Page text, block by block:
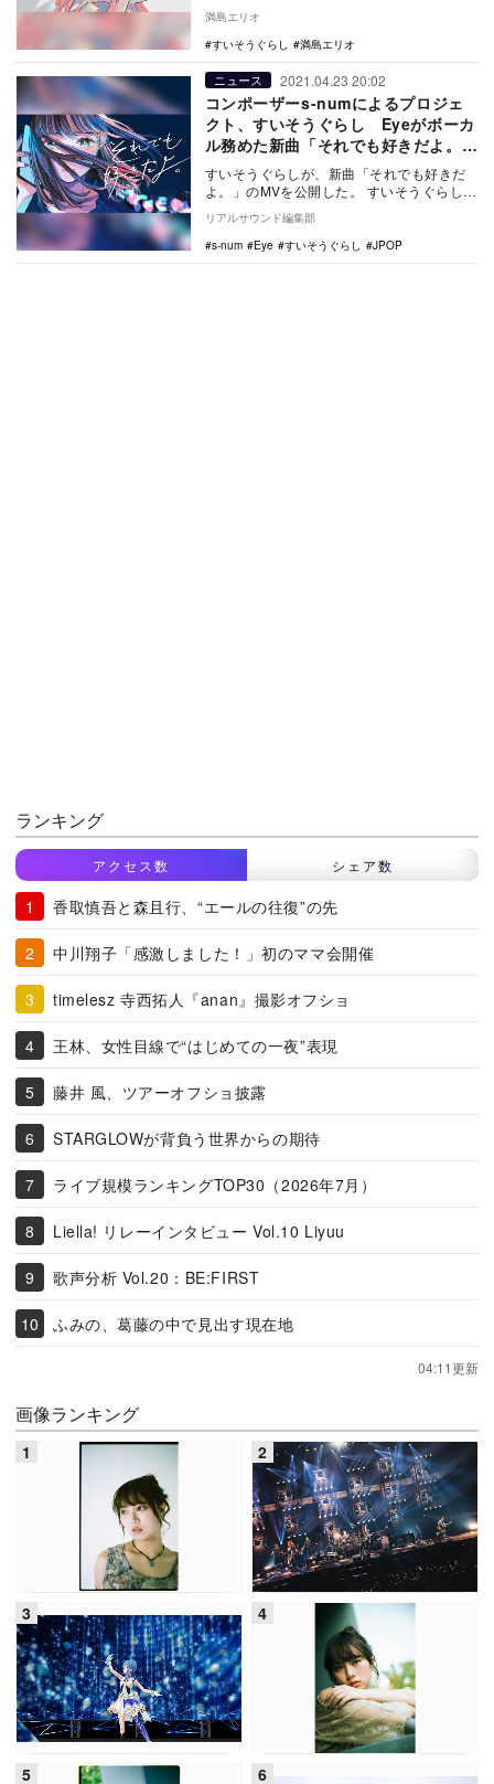
満島エリオ
すいそうぐらし
満島エリオ
ニュース 2021.04.23 20:02
コンポーザーs-numによるプロジェ
クト、すいそうぐらし Eyeがボーカ
ル務めた新曲「それでも好きだよ。」
MV公開
すいそうぐらしが、新曲「それでも好きだ
よ。」のMVを公開した。 すいそうぐらし
「それでも好きだよ。」 Official Mus…
リアルサウンド編集部
s-num
Eye すいそうぐらし JPOP
ランキング
アクセス数 シェア数
香取慎吾と森且行、“エールの往復”の先
中川翔子「感激しました！」初のママ会開催
timelesz 寺西拓人『anan』撮影オフショ
王林、女性目線で“はじめての一夜”表現
藤井 風、ツアーオフショ披露
STARGLOWが背負う世界からの期待
ライブ規模ランキングTOP30（2026年7月）
Liella! リレーインタビュー Vol.10 Liyuu
歌声分析 Vol.20：BE:FIRST
ふみの、葛藤の中で見出す現在地
04:11更新
画像ランキング